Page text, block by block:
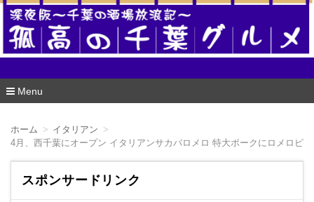
酒場版 孤高の千葉グルメ
Menu
ホーム
イタリアン
4月、西千葉にオープン イタリアンサカバロメロ 特大ポークにロメロピ
スポンサードリンク